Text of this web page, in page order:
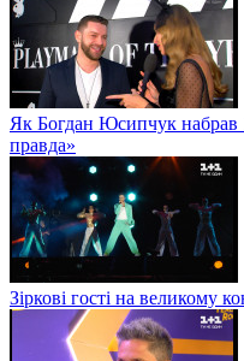
Як Богдан Юсипчук набрав
правда»
Зіркові гості на великому